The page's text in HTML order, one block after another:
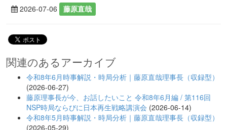
2026-07-06 藤原直哉
関連のあるアーカイブ
令和8年6月時事解説・時局分析｜藤原直哉理事長（収録型）
(2026-06-27)
藤原理事長が今、お話したいこと 令和8年6月編 / 第116回
NSP時局ならびに日本再生戦略講演会 (2026-06-14)
令和8年5月時事解説・時局分析｜藤原直哉理事長（収録型）
(2026-05-29)